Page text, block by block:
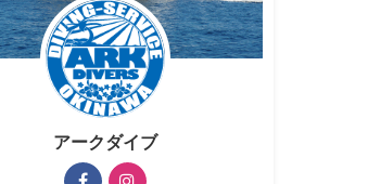
アークダイブ